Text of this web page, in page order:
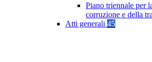
Piano triennale per
corruzione e della
Atti generali 45